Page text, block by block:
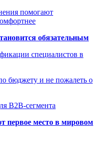
помогают
обязательным
специалистов в
бюджету и не пожалеть о
B2B-сегмента
первое место в мировом